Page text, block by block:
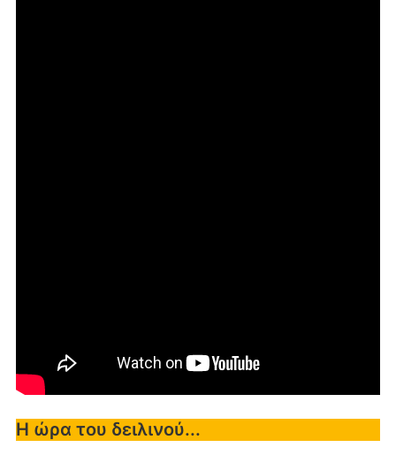
Η ώρα του δειλινού...